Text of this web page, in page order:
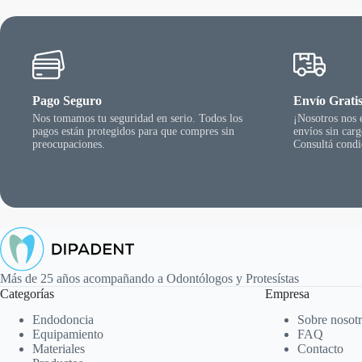
Pago Seguro
Nos tomamos tu seguridad en serio. Todos los
pagos están protegidos para que compres sin
preocupaciones.
Envío Gratis
¡Nosotros
envíos sin
Consultá
Más de 25 años acompañando a Odontólogos y Protesístas
Categorías
Endodoncia
Equipamiento
Materiales
Empresa
Sobre
FAQ
Contacto